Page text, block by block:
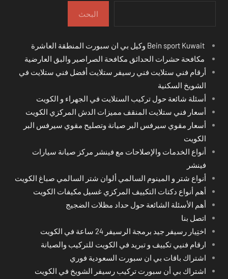
البحث
مكافحة حشرات الحدائق مكافحة الصراصير والبق العارضية
أرقام فني ستلايت فني رسيفر ستلايت أفضل فني ستلايت في
الشويخ السكنية
أسئلة شائعة حول تركيب الستلايت في الجهراء و الكويت
أسعار فني ستلايت المنقف مميزات الدش المركزي الكويت
أسعار مقوي سيرفس البر صيانة وتصليح مقوي سيرفس البر
الكويت
أنواع الخدمات والإصلاحات مع فينشر مركز صيانة سيارات
فينشر
أنواع شتر و المينوم السالمي ألوان شتر السالمي صباغ الكويت
أهم أنواع دكتات التكييف المركزي غسيل مكيفات الكويت
أهم الأسئلة الشائعة حول حداد مظلات الضجيج
اتصل بنا
اختِيار رسيفر جيد برمجة الرسيفر 24 ساعة في الكويت
ارقام فنيي تكييف و تبريد في الكويت للتركيب والصيانة
اشتراك باقات بي ان سبورت السعودية فوري
اشتراك بي أن سبورت تركيب رسيفر الشويخ في الكويت